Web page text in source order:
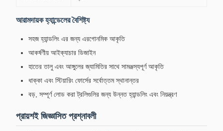
আরামদায়ক হ্যান্ডেলের বৈশিষ্ট্য
সহজ হ্যান্ডলিং এর জন্য এরগোনমিক আকৃতি
আকর্ষণীয় আইক্যাচার ডিজাইন
হাতের তালু এবং আঙ্গুলের জ্যামিতির সাথে সামঞ্জস্যপূর্ণ আকৃতি
ধাক্কা এবং স্টিয়ারিং ফোর্সের সর্বোত্তম স্থানান্তর
বড়, সম্পূর্ণ লোড করা ট্রলিগুলির জন্য উন্নত হ্যান্ডলিং এবং নিয়ন্ত্রণ
প্রায়শই জিজ্ঞাসিত প্রশ্নাবলী